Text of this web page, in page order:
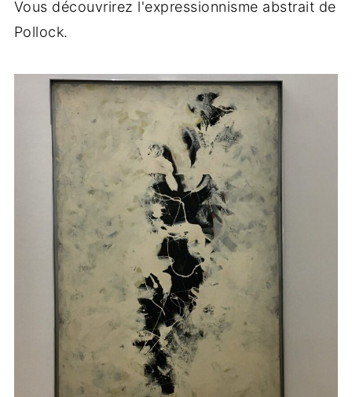
Vous découvrirez l'expressionnisme abstrait de
Pollock.